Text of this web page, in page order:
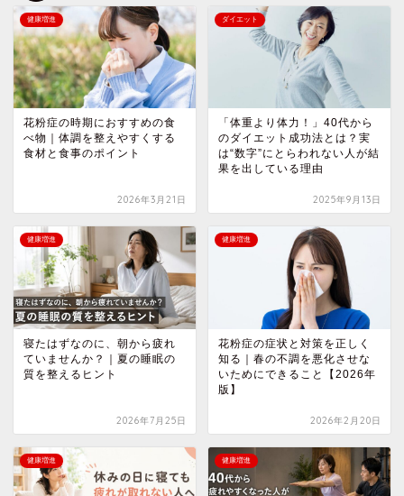
健康増進
花粉症の時期におすすめの食
べ物｜体調を整えやすくする
食材と食事のポイント
2026年3月21日
ダイエット
「体重より体力！」40代から
のダイエット成功法とは？実
は“数字”にとらわれない人が結
果を出している理由
2025年9月13日
健康増進
寝たはずなのに、朝から疲れ
ていませんか？｜夏の睡眠の
質を整えるヒント
2026年7月25日
健康増進
花粉症の症状と対策を正しく
知る｜春の不調を悪化させな
いためにできること【2026年
版】
2026年2月20日
健康増進 健康増進